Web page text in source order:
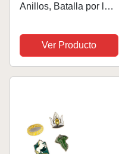
Anillos, Batalla por la
Pocket, Juego de
Cartas, Juego
Amigos (BGBATUSP)
Ver Producto